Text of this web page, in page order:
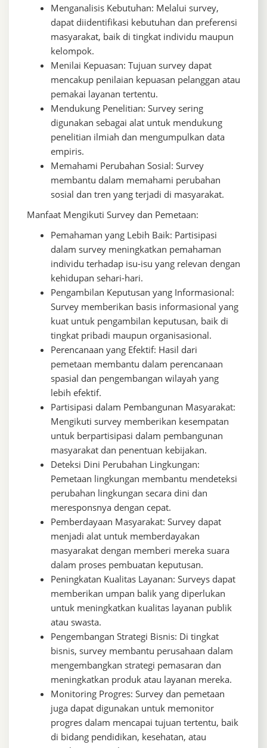
Menganalisis Kebutuhan: Melalui survey,
dapat diidentifikasi kebutuhan dan preferensi
masyarakat, baik di tingkat individu maupun
kelompok.
Menilai Kepuasan: Tujuan survey dapat
mencakup penilaian kepuasan pelanggan atau
pemakai layanan tertentu.
Mendukung Penelitian: Survey sering
digunakan sebagai alat untuk mendukung
penelitian ilmiah dan mengumpulkan data
empiris.
Memahami Perubahan Sosial: Survey
membantu dalam memahami perubahan
sosial dan tren yang terjadi di masyarakat.
Manfaat Mengikuti Survey dan Pemetaan:
Pemahaman yang Lebih Baik: Partisipasi
dalam survey meningkatkan pemahaman
individu terhadap isu-isu yang relevan dengan
kehidupan sehari-hari.
Pengambilan Keputusan yang Informasional:
Survey memberikan basis informasional yang
kuat untuk pengambilan keputusan, baik di
tingkat pribadi maupun organisasional.
Perencanaan yang Efektif: Hasil dari
pemetaan membantu dalam perencanaan
spasial dan pengembangan wilayah yang
lebih efektif.
Partisipasi dalam Pembangunan Masyarakat:
Mengikuti survey memberikan kesempatan
untuk berpartisipasi dalam pembangunan
masyarakat dan penentuan kebijakan.
Deteksi Dini Perubahan Lingkungan:
Pemetaan lingkungan membantu mendeteksi
perubahan lingkungan secara dini dan
meresponsnya dengan cepat.
Pemberdayaan Masyarakat: Survey dapat
menjadi alat untuk memberdayakan
masyarakat dengan memberi mereka suara
dalam proses pembuatan keputusan.
Peningkatan Kualitas Layanan: Surveys dapat
memberikan umpan balik yang diperlukan
untuk meningkatkan kualitas layanan publik
atau swasta.
Pengembangan Strategi Bisnis: Di tingkat
bisnis, survey membantu perusahaan dalam
mengembangkan strategi pemasaran dan
meningkatkan produk atau layanan mereka.
Monitoring Progres: Survey dan pemetaan
juga dapat digunakan untuk memonitor
progres dalam mencapai tujuan tertentu, baik
di bidang pendidikan, kesehatan, atau